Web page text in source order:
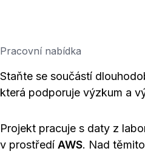
Pracovní nabídka
Staňte se součástí
která podporuje výzkum a
Projekt pracuje s daty z
v prostředí AWS. Nad